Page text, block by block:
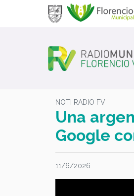
NOTI RADIO FV
Una
Google
11/6/2026